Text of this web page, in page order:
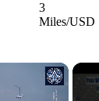
3
Miles/USD